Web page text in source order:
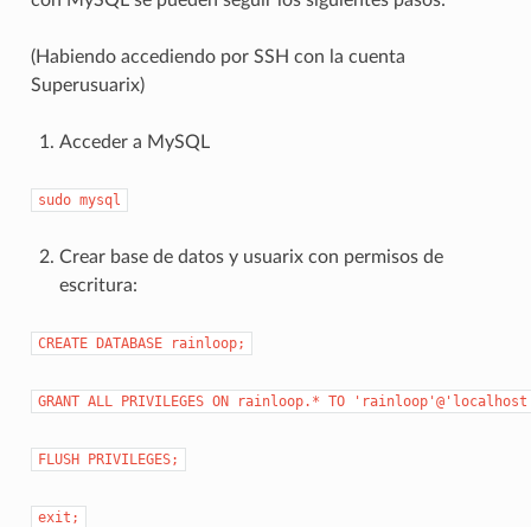
(Habiendo accediendo por SSH con la cuenta
Superusuarix)
Acceder a MySQL
sudo mysql
Crear base de datos y usuarix con permisos de
escritura:
CREATE DATABASE rainloop;
GRANT ALL PRIVILEGES ON rainloop.* TO
FLUSH PRIVILEGES;
exit;